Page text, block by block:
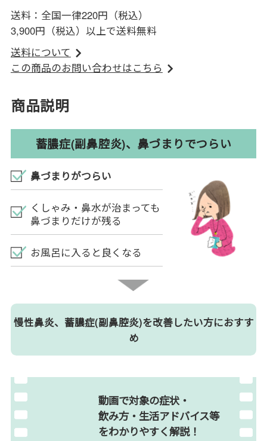
送料：全国一律220円（税込）
3,900円（税込）以上で送料無料
送料について
この商品のお問い合わせはこちら
商品説明
蓄膿症(副鼻腔炎)、鼻づまりでつらい
鼻づまりがつらい
くしゃみ・鼻水が治まっても
鼻づまりだけが残る
お風呂に入ると良くなる
慢性鼻炎、蓄膿症(副鼻腔炎)を改善したい方におすす
め
動画で対象の症状・
飲み方・生活アドバイス等
をわかりやすく解説！